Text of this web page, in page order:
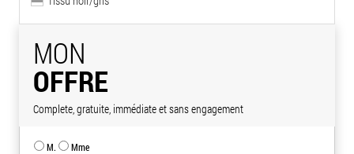
MON
OFFRE
Complete, gratuite, immédiate et sans engagement
M. Mme